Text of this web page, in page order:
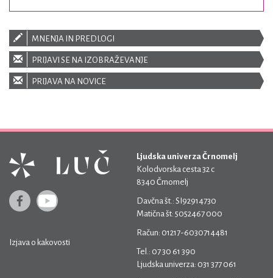
MNENJA IN PREDLOGI
PRIJAVI SE NA IZOBRAŽEVANJE
PRIJAVA NA NOVICE
Izjava o kakovosti
Ljudska univerza Črnomelj
Kolodvorska cesta 32 c
8340 Črnomelj
Davčna št.: SI92914730
Matična št: 5052467 000
Račun: 01217-6030714481
Tel.: 07 30 61 390
Ljudska univerza: 031 377 061